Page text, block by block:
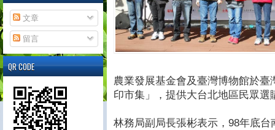
農業發展基金會及臺灣博物館於
印市集」，提供大台北地區民眾
林務局副局長張彬表示，98年底
文章
留言
QR CODE